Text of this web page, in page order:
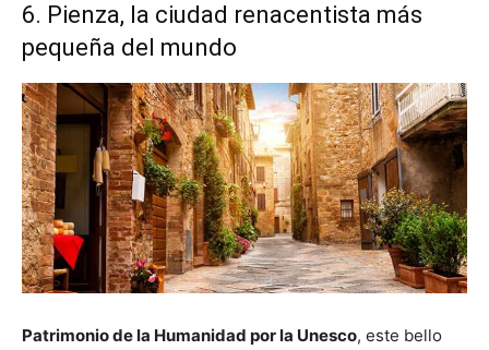
6. Pienza, la ciudad renacentista más
pequeña del mundo
Patrimonio de la Humanidad por la Unesco, este bello